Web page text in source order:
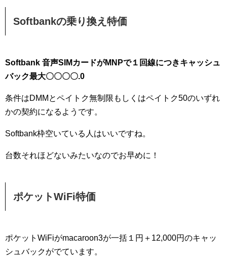
Softbankの乗り換え特価
Softbank 音声SIMカードがMNPで１回線につきキャッシュ
バック最大〇〇〇〇.0
条件はDMMとペイトク無制限もしくはペイトク50のいずれ
かの契約になるようです。
Softbank枠空いている人はいいですね。
台数それほどないみたいなのでお早めに！
ポケットWiFi特価
ポケットWiFiがmacaroon3が一括１円＋12,000円のキャッ
シュバックがでています。